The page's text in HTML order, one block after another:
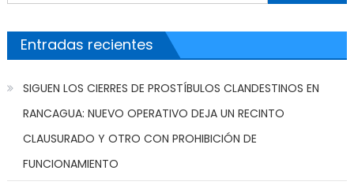
Entradas recientes
SIGUEN LOS CIERRES DE PROSTÍBULOS CLANDESTINOS EN
RANCAGUA: NUEVO OPERATIVO DEJA UN RECINTO
CLAUSURADO Y OTRO CON PROHIBICIÓN DE
FUNCIONAMIENTO